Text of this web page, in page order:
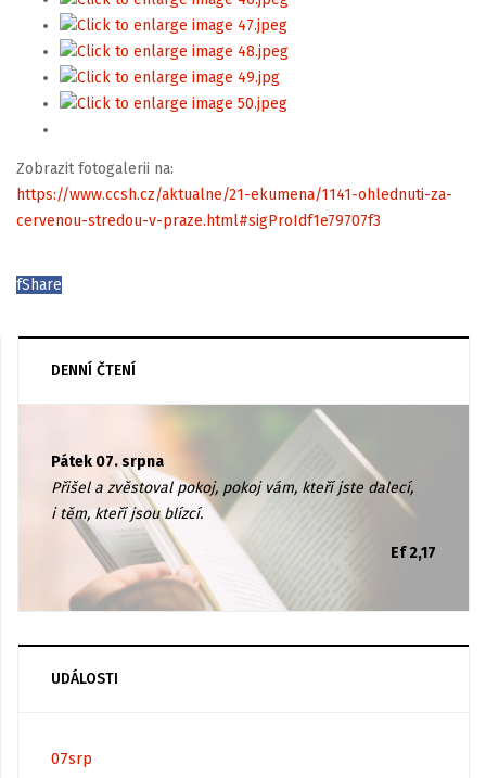
Zobrazit fotogalerii na:
https://www.ccsh.cz/aktualne/21-ekumena/1141-ohlednuti-za-
cervenou-stredou-v-praze.html#sigProIdf1e79707f3
fShare
DENNÍ ČTENÍ
Pátek 07. srpna
Přišel a zvěstoval pokoj, pokoj vám, kteří jste dalecí,
i těm, kteří jsou blízcí.
Ef 2,17
UDÁLOSTI
07srp